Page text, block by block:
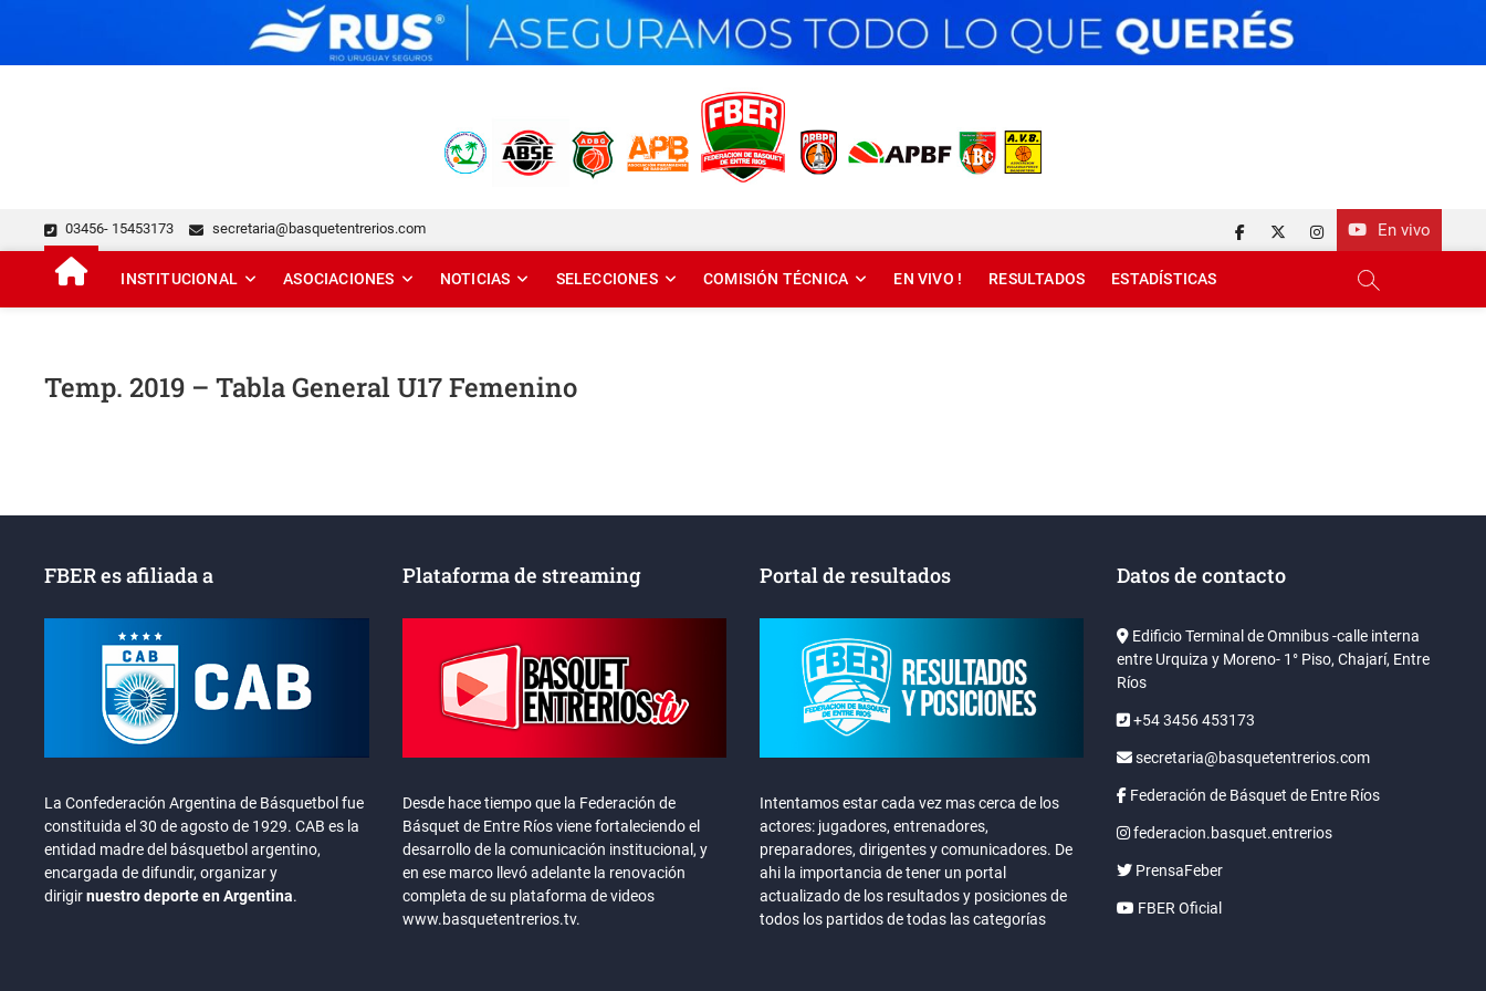
FEDERACIÓN DE BÁSQUET DE ENTRE RÍOS
03456- 15453173 secretaria@basquetentrerios.com En vivo
facebook
twitterinstagram
INSTITUCIONAL ASOCIACIONES NOTICIAS SELECCIONES COMISIÓN TÉCNICA EN VIVO ! RESULTADOS ESTADÍSTICAS
Temp. 2019 – Tabla General U17 Femenino
FBER es afiliada a
La Confederación Argentina de Básquetbol fue
constituida el 30 de agosto de 1929. CAB es la
entidad madre del básquetbol argentino,
encargada de difundir, organizar y
dirigirnuestro deporte en Argentina.
Plataforma de streaming
Desde hace tiempo que la Federación de
Básquet de Entre Ríos viene fortaleciendo el
desarrollo de la comunicación institucional, y
en ese marco llevó adelante la renovación
completa de su plataforma de videos
www.basquetentrerios.tv.
Portal de resultados
Intentamos estar cada vez mas cerca de los
actores: jugadores, entrenadores,
preparadores, dirigentes y comunicadores. De
ahi la importancia de tener un portal
actualizado de los resultados y posiciones de
todos los partidos de todas las categorías
Datos de contacto
Edificio Terminal de Omnibus -calle interna
entre Urquiza y Moreno- 1° Piso, Chajarí, Entre
Ríos
+54 3456 453173
secretaria@basquetentrerios.com
Federación de Básquet de Entre Ríos
federacion.basquet.entrerios
PrensaFeber
FBER Oficial